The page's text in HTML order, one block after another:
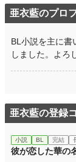
亜衣藍のプロ
BL小説を主に書
しました。よろ
亜衣藍の登録
小説 BL 完結
彼が恋した華の